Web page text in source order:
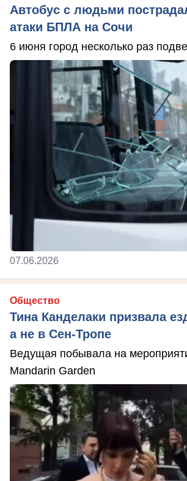
Автобус с людьми
атаки БПЛА на Сочи
6 июня город несколько раз
07.06.2026
Общество
Тина Канделаки призвала
а не в Сен-Тропе
Ведущая побывала на
Mandarin Garden